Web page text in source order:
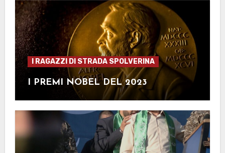
I RAGAZZI DI STRADA SPOLVERINA
I PREMI NOBEL DEL 2023